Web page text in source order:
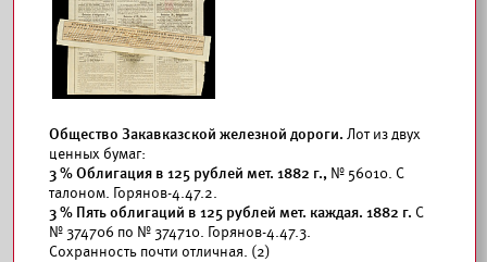
Общество Закавказской железной дороги. Лот из двух
ценных бумаг:
3 % Облигация в 125 рублей мет. 1882 г., № 56010. С
талоном. Горянов-4.47.2.
3 % Пять облигаций в 125 рублей мет. каждая. 1882 г. С
№ 374706 по № 374710. Горянов-4.47.3.
Сохранность почти отличная. (2)